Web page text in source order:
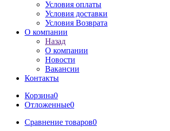
Условия оплаты
Условия доставки
Условия Возврата
О компании
Назад
О компании
Новости
Вакансии
Контакты
Корзина0
Отложенные0
Сравнение товаров0